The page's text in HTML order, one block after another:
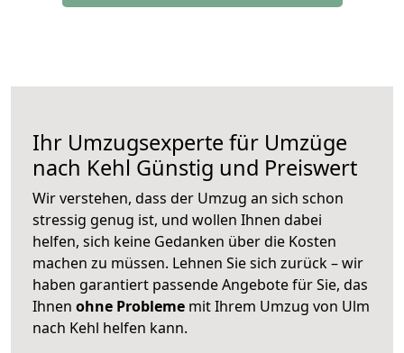
Ihr Umzugsexperte für Umzüge
nach Kehl Günstig und Preiswert
Wir verstehen, dass der Umzug an sich schon
stressig genug ist, und wollen Ihnen dabei
helfen, sich keine Gedanken über die Kosten
machen zu müssen. Lehnen Sie sich zurück – wir
haben garantiert passende Angebote für Sie, das
Ihnen ohne Probleme mit Ihrem Umzug von Ulm
nach Kehl helfen kann.